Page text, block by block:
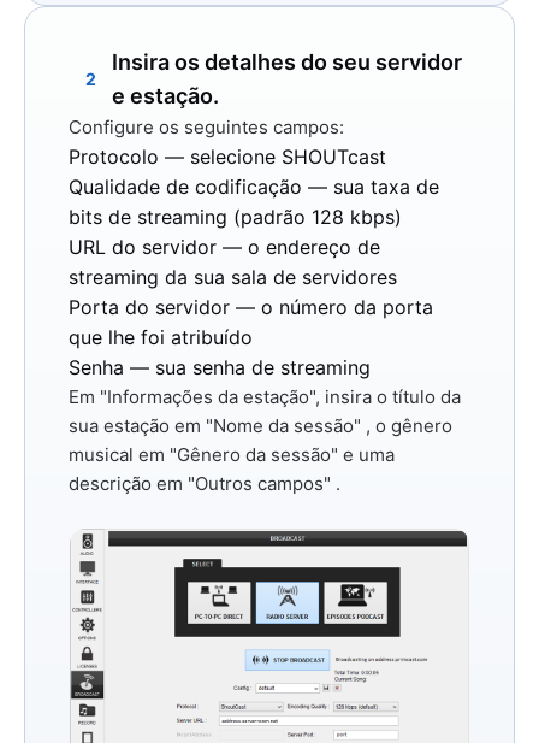
2
Insira os detalhes do seu servidor
e estação.
Configure os seguintes campos:
Protocolo — selecione SHOUTcast
Qualidade de codificação — sua taxa de
bits de streaming (padrão 128 kbps)
URL do servidor — o endereço de
streaming da sua sala de servidores
Porta do servidor — o número da porta
que lhe foi atribuído
Senha — sua senha de streaming
Em "Informações da estação", insira o título da
sua estação em "Nome da sessão" , o gênero
musical em "Gênero da sessão" e uma
descrição em "Outros campos" .